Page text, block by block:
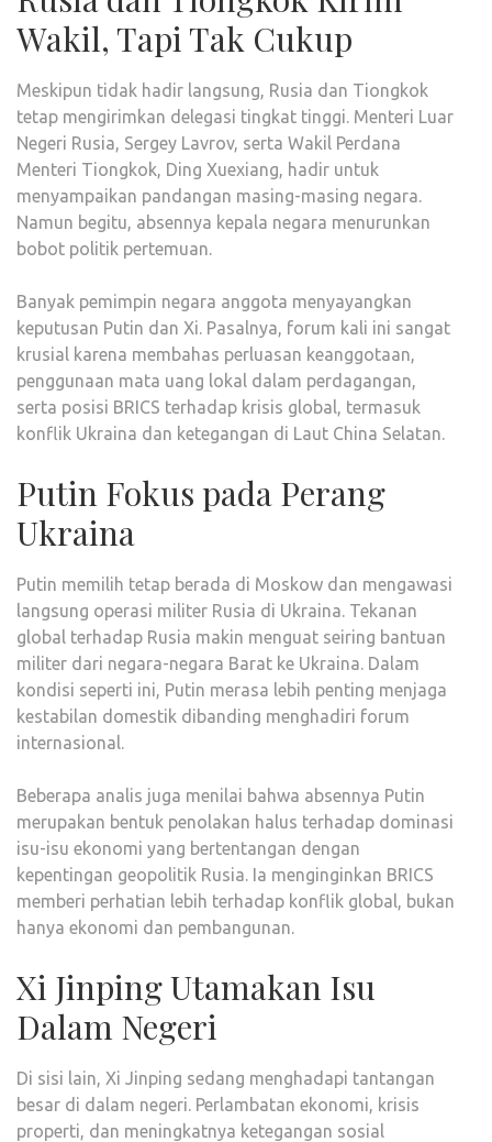
Wakil, Tapi Tak Cukup
Meskipun tidak hadir langsung, Rusia dan Tiongkok
tetap mengirimkan delegasi tingkat tinggi. Menteri Luar
Negeri Rusia, Sergey Lavrov, serta Wakil Perdana
Menteri Tiongkok, Ding Xuexiang, hadir untuk
menyampaikan pandangan masing-masing negara.
Namun begitu, absennya kepala negara menurunkan
bobot politik pertemuan.
Banyak pemimpin negara anggota menyayangkan
keputusan Putin dan Xi. Pasalnya, forum kali ini sangat
krusial karena membahas perluasan keanggotaan,
penggunaan mata uang lokal dalam perdagangan,
serta posisi BRICS terhadap krisis global, termasuk
konflik Ukraina dan ketegangan di Laut China Selatan.
Putin Fokus pada Perang
Ukraina
Putin memilih tetap berada di Moskow dan mengawasi
langsung operasi militer Rusia di Ukraina. Tekanan
global terhadap Rusia makin menguat seiring bantuan
militer dari negara-negara Barat ke Ukraina. Dalam
kondisi seperti ini, Putin merasa lebih penting menjaga
kestabilan domestik dibanding menghadiri forum
internasional.
Beberapa analis juga menilai bahwa absennya Putin
merupakan bentuk penolakan halus terhadap dominasi
isu-isu ekonomi yang bertentangan dengan
kepentingan geopolitik Rusia. Ia menginginkan BRICS
memberi perhatian lebih terhadap konflik global, bukan
hanya ekonomi dan pembangunan.
Xi Jinping Utamakan Isu
Dalam Negeri
Di sisi lain, Xi Jinping sedang menghadapi tantangan
besar di dalam negeri. Perlambatan ekonomi, krisis
properti, dan meningkatnya ketegangan sosial